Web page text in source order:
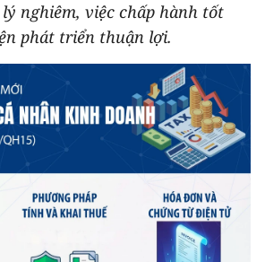
NGHỆ
nghiêm, việc chấp hành tốt
phát triển thuận lợi.